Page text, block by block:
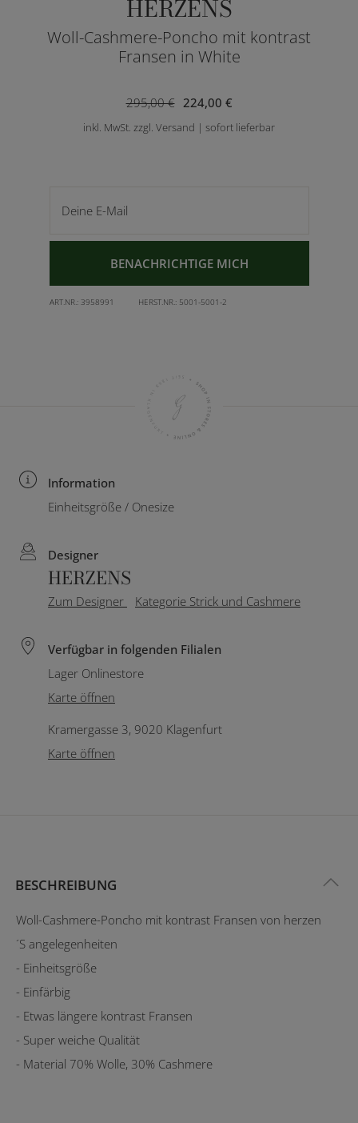
HERZENS
Woll-Cashmere-Poncho mit kontrast
Fransen in White
224,00 €
295,00 €
inkl. MwSt. zzgl. Versand | sofort lieferbar
BENACHRICHTIGE MICH
ART.NR.: 3958991 HERST.NR.: 5001-5001-2
Information
Einheitsgröße / Onesize
Designer
HERZENS
Zum Designer Kategorie Strick und Cashmere
Verfügbar in folgenden Filialen
Lager Onlinestore
Karte öffnen
Kramergasse 3, 9020 Klagenfurt
Karte öffnen
BESCHREIBUNG
Woll-Cashmere-Poncho mit kontrast Fransen von herzen
´S angelegenheiten
- Einheitsgröße
- Einfärbig
- Etwas längere kontrast Fransen
- Super weiche Qualität
- Material 70% Wolle, 30% Cashmere